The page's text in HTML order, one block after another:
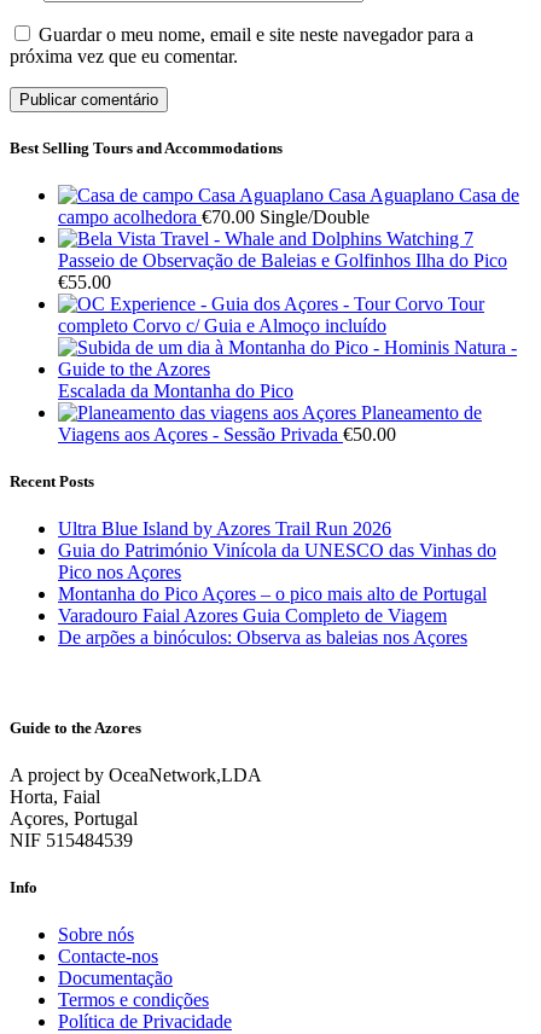
Guardar o meu nome, email e site neste navegador para a
próxima vez que eu comentar.
Best Selling Tours and Accommodations
Casa Aguaplano Casa de
campo acolhedora €70.00 Single/Double
Passeio de Observação de Baleias e Golfinhos Ilha do Pico
€55.00
Tour
completo Corvo c/ Guia e Almoço incluído
Escalada da Montanha do Pico
Planeamento de
Viagens aos Açores - Sessão Privada €50.00
Recent Posts
Ultra Blue Island by Azores Trail Run 2026
Guia do Património Vinícola da UNESCO das Vinhas do
Pico nos Açores
Montanha do Pico Açores – o pico mais alto de Portugal
Varadouro Faial Azores Guia Completo de Viagem
De arpões a binóculos: Observa as baleias nos Açores
Guide to the Azores
A project by OceaNetwork,LDA
Horta, Faial
Açores, Portugal
NIF 515484539
Info
Sobre nós
Contacte-nos
Documentação
Termos e condições
Política de Privacidade